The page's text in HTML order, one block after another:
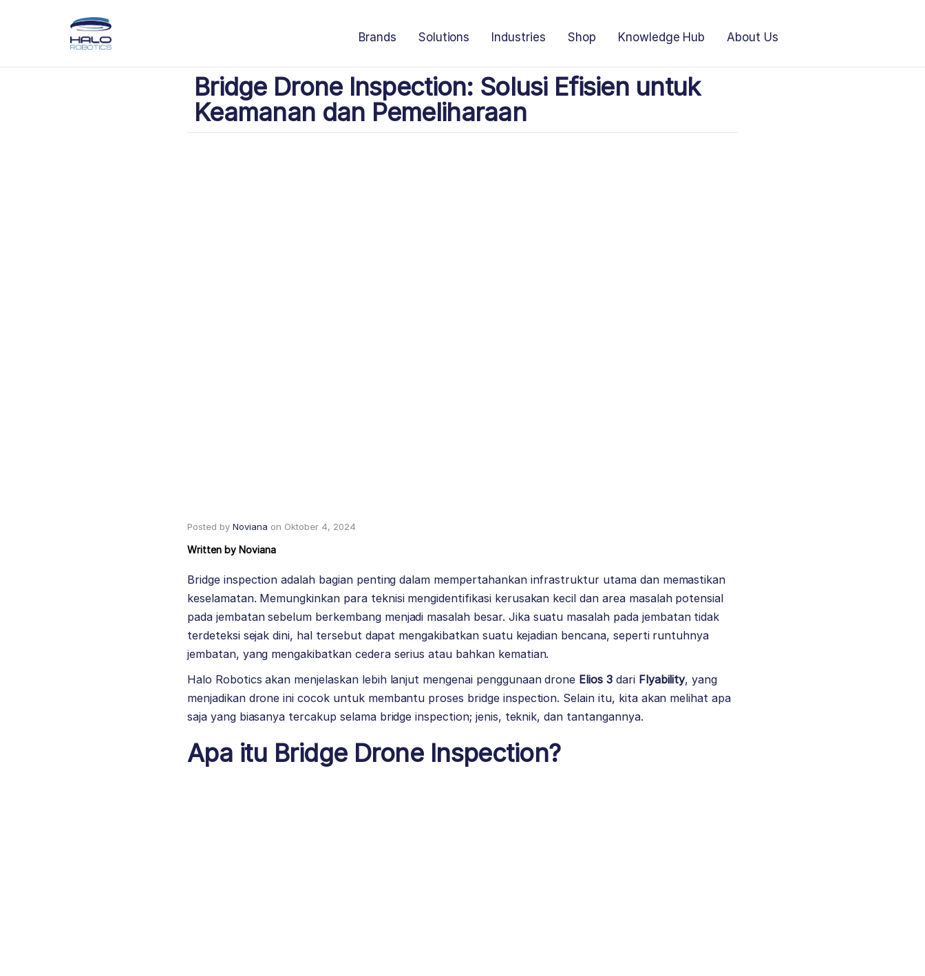
Brands Solutions Industries Shop Knowledge Hub About Us
Bridge Drone Inspection: Solusi Efisien untuk
Keamanan dan Pemeliharaan
Posted by Noviana on Oktober 4, 2024
Written by Noviana
Bridge inspection adalah bagian penting dalam mempertahankan infrastruktur utama dan memastikan
keselamatan. Memungkinkan para teknisi mengidentifikasi kerusakan kecil dan area masalah potensial
pada jembatan sebelum berkembang menjadi masalah besar. Jika suatu masalah pada jembatan tidak
terdeteksi sejak dini, hal tersebut dapat mengakibatkan suatu kejadian bencana, seperti runtuhnya
jembatan, yang mengakibatkan cedera serius atau bahkan kematian.
Halo Robotics akan menjelaskan lebih lanjut mengenai penggunaan drone Elios 3dari Flyability, yang
menjadikan drone ini cocok untuk membantu proses bridge inspection. Selain itu, kita akan melihat apa
saja yang biasanya tercakup selama bridge inspection; jenis, teknik, dan tantangannya.
Apa itu Bridge Drone Inspection?